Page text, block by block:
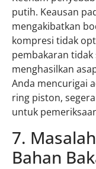
putih. Keausan
mengakibatkan
kompresi tidak
pembakaran
menghasilkan
Anda mencurigai
ring piston,
untuk
7.
Bahan